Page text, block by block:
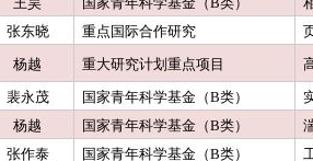
张东晓 重点国际合作研究
杨越 重大研究计划重点项目
裴永茂 国家青年科学基金（B类）
杨越 国家青年科学基金（B类）
张作泰 国家青年科学基金（B类）